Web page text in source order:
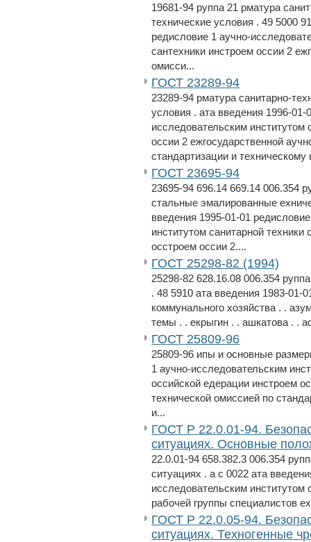
19681-94 руппа 21 рматура
технические условия . 49 5000
редисловие 1 аучно-
сантехники инстроем оссии 2
омисси...
ГОСТ 23289-94
23289-94 рматура санитарно-
условия . ата введения 1996-
исследовательским институтом
оссии 2 ежгосударственной
стандартизации и техническому
ГОСТ 23695-94
23695-94 696.14 669.14 006.354
стальные эмалированные
введения 1995-01-01
институтом санитарной
осстроем оссии 2....
ГОСТ 25298-82 (1994)
25298-82 628.16.08 006.354
. 48 5910 ата введения 1983-01-
коммунального хозяйства . .
темы . . екрыгин . . ашкатова . .
ГОСТ 25809-96
25809-96 ипы и основные
1 аучно-исследовательским
оссийской едерации инстроем
технической омиссией по
и...
ГОСТ Р 22.0.01-94.
ситуациях. Основные
22.0.01-94 658.382.3 006.354
ситуациях . а с 0022 ата
исследовательским институтом
рабочей группы специалистов
ГОСТ Р 22.0.05-94.
ситуациях. Техногенные